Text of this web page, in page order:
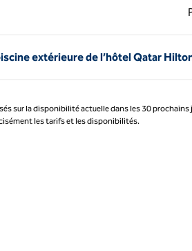
extérieure de l’hôtel Qatar
sur la disponibilité actuelle dans les 30
les tarifs et les disponibilités.